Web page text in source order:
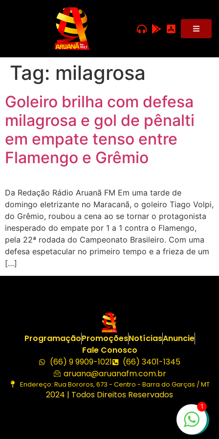
Tag: milagrosa
Goleiro brilha com defesa
milagrosa e gol de pênalti
em empate tenso entre
Flamengo e Grêmio
Da Redação Rádio Aruanã FM Em uma tarde de
domingo eletrizante no Maracanã, o goleiro Tiago Volpi,
do Grêmio, roubou a cena ao se tornar o protagonista
inesperado do empate por 1 a 1 contra o Flamengo,
pela 22ª rodada do Campeonato Brasileiro. Com uma
defesa espetacular no primeiro tempo e a frieza de um
[…]
ProgramaçãoPromoçõesNotíciasAnuncie
Fale Conosco
(66) 9 9909-1021
(66) 3401-1345
aruana@aruanafm.com.br
Endereço: Rua Bororos, 673 - Centro - Barra do Garças / MT
2024 | Todos Direitos Reservados
1